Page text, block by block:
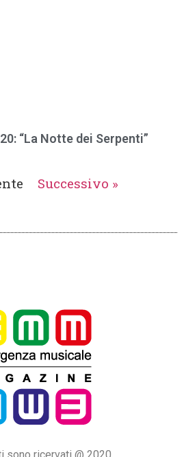
“La Notte dei Serpenti”
Successivo »